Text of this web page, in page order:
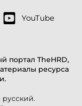
портал TheHRD,
ресурса
YouTube